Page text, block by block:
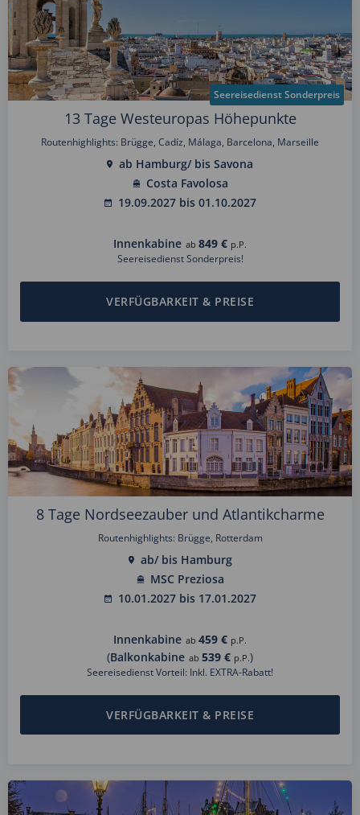
Seereisedienst Sonderpreis
13 Tage Westeuropas Höhepunkte
Routenhighlights: Brügge, Cadíz, Málaga, Barcelona, Marseille
ab Hamburg/ bis Savona
Costa Favolosa
19.09.2027 bis 01.10.2027
Innenkabine ab 849 € p.P.
Seereisedienst Sonderpreis!
VERFÜGBARKEIT & PREISE
8 Tage Nordseezauber und Atlantikcharme
Routenhighlights: Brügge, Rotterdam
ab/ bis Hamburg
MSC Preziosa
10.01.2027 bis 17.01.2027
Innenkabine ab 459 € p.P.
(Balkonkabine ab 539 € p.P.)
Seereisedienst Vorteil: Inkl. EXTRA-Rabatt!
VERFÜGBARKEIT & PREISE